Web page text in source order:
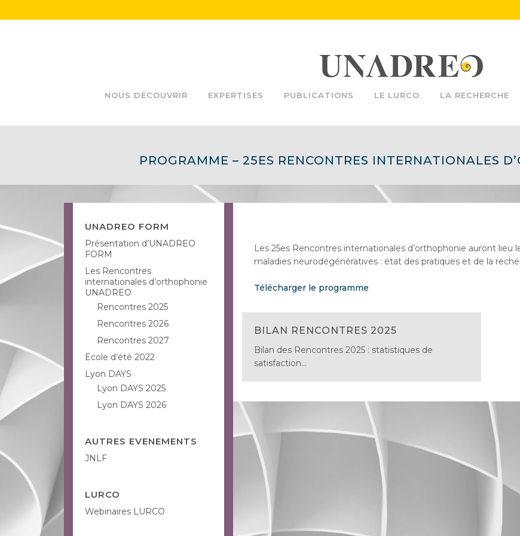
NOUS DÉCOUVRIR EXPERTISES PUBLICATIONS LE LURCO LA RECHERCHE
PROGRAMME – 25ES RENCONTRES INTERNATIONALES
UNADREO FORM
Présentation d’UNADREO
FORM
Les Rencontres
internationales d’orthophonie
UNADREO
Rencontres 2025
Rencontres 2026
Rencontres 2027
Ecole d’été 2022
Lyon DAYS
Lyon DAYS 2025
Lyon DAYS 2026
AUTRES EVENEMENTS
JNLF
LURCO
Webinaires LURCO
Les 25es Rencontres internationales d’orthophonie auront
maladies neurodégénératives : état des pratiques et de la
Télécharger le programme
BILAN RENCONTRES 2025
Bilan des Rencontres 2025 : statistiques de
satisfaction...